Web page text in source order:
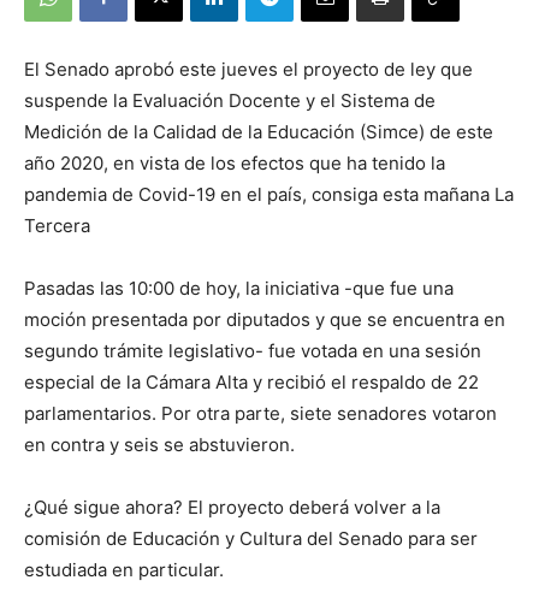
El Senado aprobó este jueves el proyecto de ley que
suspende la Evaluación Docente y el Sistema de
Medición de la Calidad de la Educación (Simce) de este
año 2020, en vista de los efectos que ha tenido la
pandemia de Covid-19 en el país, consiga esta mañana La
Tercera
Pasadas las 10:00 de hoy, la iniciativa -que fue una
moción presentada por diputados y que se encuentra en
segundo trámite legislativo- fue votada en una sesión
especial de la Cámara Alta y recibió el respaldo de 22
parlamentarios. Por otra parte, siete senadores votaron
en contra y seis se abstuvieron.
¿Qué sigue ahora? El proyecto deberá volver a la
comisión de Educación y Cultura del Senado para ser
estudiada en particular.